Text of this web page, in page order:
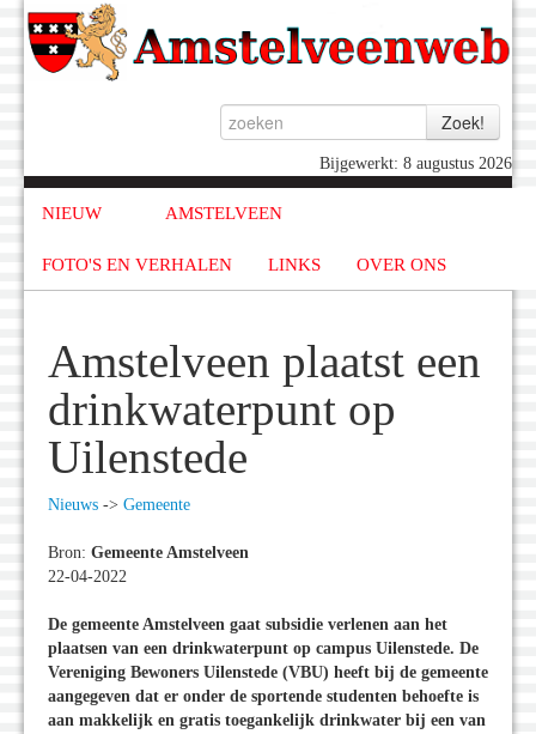
Bijgewerkt: 8 augustus 2026
NIEUW AMSTELVEEN
FOTO'S EN VERHALEN LINKS OVER ONS
Amstelveen plaatst een
drinkwaterpunt op
Uilenstede
Nieuws -> Gemeente
Bron: Gemeente Amstelveen
22-04-2022
De gemeente Amstelveen gaat subsidie verlenen aan het
plaatsen van een drinkwaterpunt op campus Uilenstede. De
Vereniging Bewoners Uilenstede (VBU) heeft bij de gemeente
aangegeven dat er onder de sportende studenten behoefte is
aan makkelijk en gratis toegankelijk drinkwater bij een van